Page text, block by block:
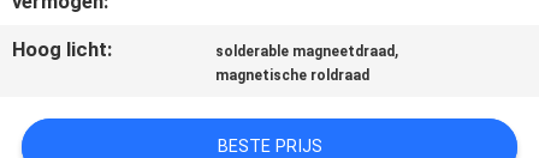
CITAAT
SITEMAP
Hoog licht: solderable magneetdraad ,
magnetische roldraad
BESTE PRIJS